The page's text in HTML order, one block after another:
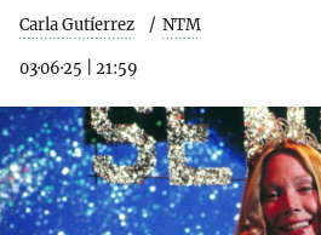
Carla Gutíerrez NTM
03·06·25 21:59